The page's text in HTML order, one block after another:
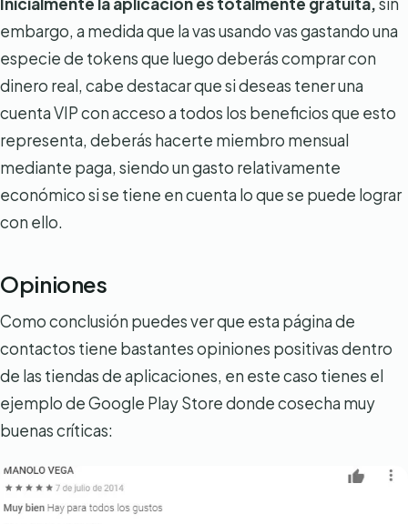
embargo, a medida que la vas usando vas gastando una
especie de tokens que luego deberás comprar con
dinero real, cabe destacar que si deseas tener una
cuenta VIP con acceso a todos los beneficios que esto
representa, deberás hacerte miembro mensual
mediante paga, siendo un gasto relativamente
económico si se tiene en cuenta lo que se puede lograr
con ello.
Opiniones
Como conclusión puedes ver que esta página de
contactos tiene bastantes opiniones positivas dentro
de las tiendas de aplicaciones, en este caso tienes el
ejemplo de Google Play Store donde cosecha muy
buenas críticas: